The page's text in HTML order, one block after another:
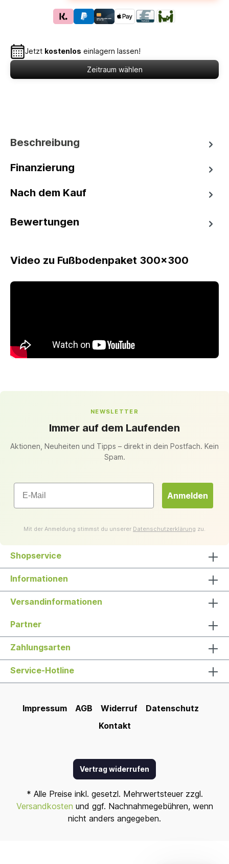
Jetzt kostenlos einlagern lassen!
Zeitraum wählen
Beschreibung
Finanzierung
Nach dem Kauf
Bewertungen
Video zu Fußbodenpaket 300x300
NEWSLETTER
Immer auf dem Laufenden
Aktionen, Neuheiten und Tipps – direkt in dein Postfach. Kein
Spam.
Email
Anmelden
Mit der Anmeldung stimmst du unserer Datenschutzerklärung zu.
Shopservice
Informationen
Versandinformationen
Partner
Zahlungsarten
Service-Hotline
Impressum AGB Widerruf
Datenschutz
Kontakt
Vertrag widerrufen
* Alle Preise inkl. gesetzl. Mehrwertsteuer zzgl.
Versandkosten und ggf. Nachnahmegebühren, wenn
nicht anders angegeben.